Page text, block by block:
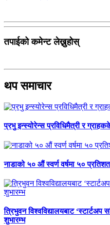
तपाईको कमेन्ट लेख्नुहोस्
थप समाचार
प्रभु इन्स्योरेन्स प्रविधिमैत्री र
नाडाको ५० औं स्वर्ण वर्षमा ५० प्रतिशत
त्रिभुवन विश्वविद्यालयबाट
शुभारम्भ